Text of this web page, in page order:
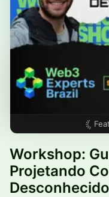
Workshop:
Projetando